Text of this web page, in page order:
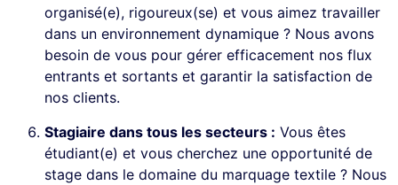
organisé(e), rigoureux(se) et vous aimez travailler
dans un environnement dynamique ? Nous avons
besoin de vous pour gérer efficacement nos flux
entrants et sortants et garantir la satisfaction de
nos clients.
Stagiaire dans tous les secteurs : Vous êtes
étudiant(e) et vous cherchez une opportunité de
stage dans le domaine du marquage textile ? Nous